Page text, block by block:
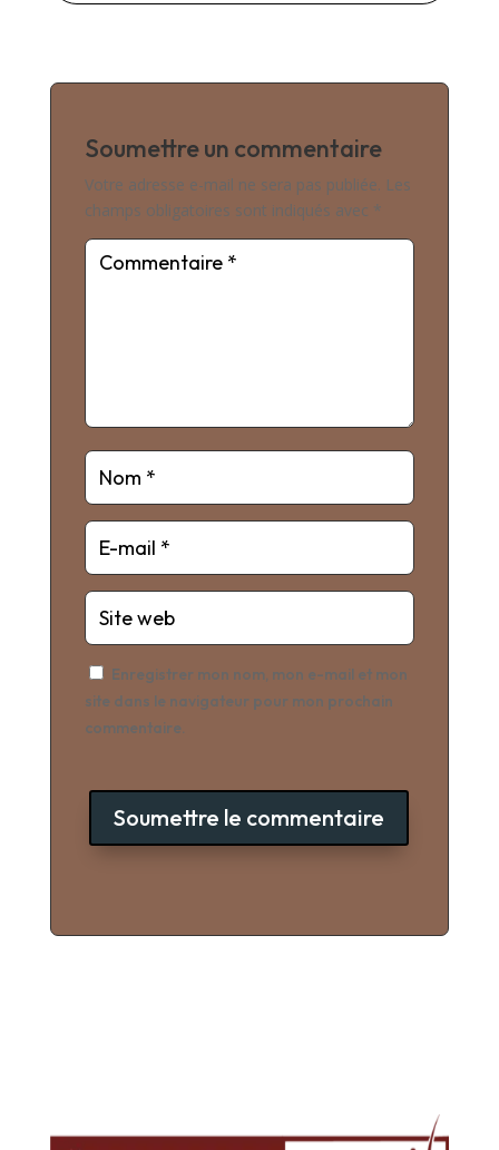
Soumettre un commentaire
Votre adresse e-mail ne sera pas publiée. Les
champs obligatoires sont indiqués avec *
Enregistrer mon nom, mon e-mail et mon
site dans le navigateur pour mon prochain
commentaire.
Soumettre le commentaire